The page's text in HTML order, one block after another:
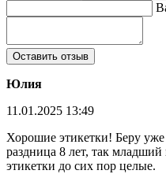
Оставить отзыв
Юлия
11.01.2025 13:49
Хорошие этикетки! Беру уже
раздница 8 лет, так
этикетки до сих пор целые.